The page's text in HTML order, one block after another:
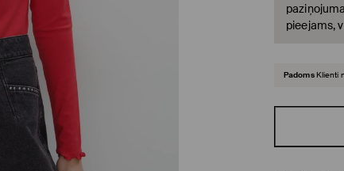
pieejams,
Padoms Klienti